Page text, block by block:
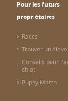
Pour les futurs
propriétaires
Races
Trouver un
Conseils pour
chiot
Puppy Match